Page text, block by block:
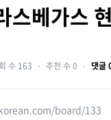
베가스
수 163 ・ 추천 수 0 ・ 댓글
board/133